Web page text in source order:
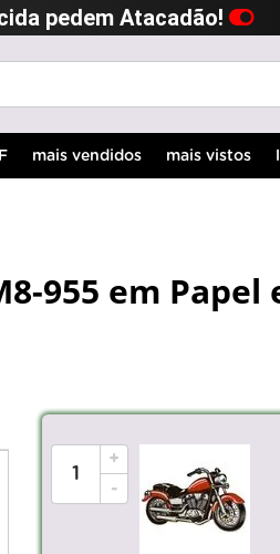
pedem Atacadão!
mais vendidos mais vistos
955 em Papel
+
-